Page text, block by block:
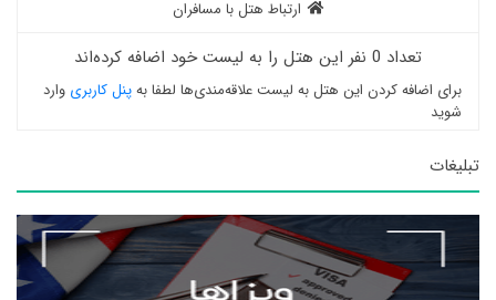
ارتباط هتل با مسافران
تعداد 0 نفر این هتل را به لیست خود اضافه کرده‌اند
برای اضافه کردن این هتل به لیست علاقه‌مندی‌ها لطفا بهپنل کاربری وارد
شوید
تبلیغات